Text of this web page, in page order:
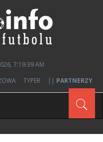
7:19:39 AM
TYPER || PARTNERZY